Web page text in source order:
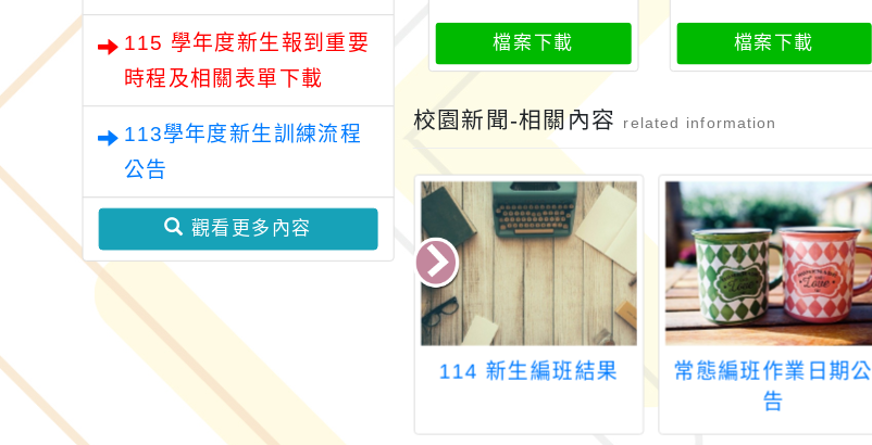
115 學年度新生報到重要
時程及相關表單下載
113學年度新生訓練流程
公告
觀看更多內容
檔案下載 檔案下載
校園新聞-相關內容 related information
校114學年度
練，詳如說
年級新生務
115 學年新生班級公 114 新生編班結果 常態編班作業日期公
告